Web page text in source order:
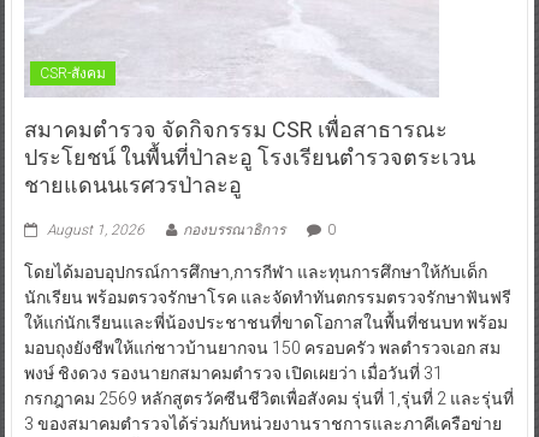
CSR-สังคม
สมาคมตำรวจ จัดกิจกรรม CSR เพื่อสาธารณะ
ประโยชน์ ในพื้นที่ป่าละอู โรงเรียนตำรวจตระเวน
ชายแดนนเรศวรป่าละอู
August 1, 2026 กองบรรณาธิการ 0
โดยได้มอบอุปกรณ์การศึกษา,การกีฬา และทุนการศึกษาให้กับเด็ก
นักเรียน พร้อมตรวจรักษาโรค และจัดทำทันตกรรมตรวจรักษาฟันฟรี
ให้แก่นักเรียนและพี่น้องประชาชนที่ขาดโอกาสในพื้นที่ชนบท พร้อม
มอบถุงยังชีพให้แก่ชาวบ้านยากจน 150 ครอบครัว พลตำรวจเอก สม
พงษ์ ชิงดวง รองนายกสมาคมตำรวจ เปิดเผยว่า เมื่อวันที่ 31
กรกฎาคม 2569 หลักสูตรวัคซีนชีวิตเพื่อสังคม รุ่นที่ 1,รุ่นที่ 2 และรุ่นที่
3 ของสมาคมตำรวจได้ร่วมกับหน่วยงานราชการและภาคีเครือข่าย